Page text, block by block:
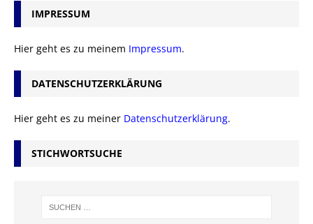
IMPRESSUM
Hier geht es zu meinem Impressum.
DATENSCHUTZERKLÄRUNG
Hier geht es zu meiner Datenschutzerklärung.
STICHWORTSUCHE